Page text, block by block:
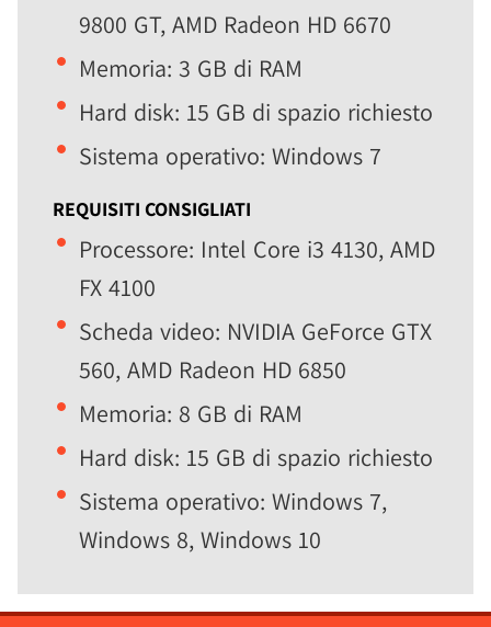
9800 GT, AMD Radeon HD 6670
Memoria: 3 GB di RAM
Hard disk: 15 GB di spazio richiesto
Sistema operativo: Windows 7
REQUISITI CONSIGLIATI
Processore: Intel Core i3 4130, AMD
FX 4100
Scheda video: NVIDIA GeForce GTX
560, AMD Radeon HD 6850
Memoria: 8 GB di RAM
Hard disk: 15 GB di spazio richiesto
Sistema operativo: Windows 7,
Windows 8, Windows 10